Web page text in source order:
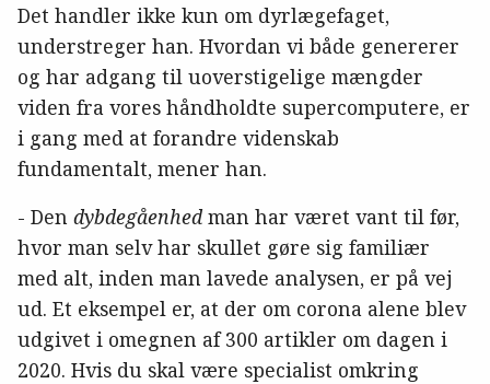
Det handler ikke kun om dyrlægefaget,
understreger han. Hvordan vi både genererer
og har adgang til uoverstigelige mængder
viden fra vores håndholdte supercomputere, er
i gang med at forandre videnskab
fundamentalt, mener han.
- Den dybdegåenhedman har været vant til før,
hvor man selv har skullet gøre sig familiær
med alt, inden man lavede analysen, er på vej
ud. Et eksempel er, at der om corona alene blev
udgivet i omegnen af 300 artikler om dagen i
2020. Hvis du skal være specialist omkring